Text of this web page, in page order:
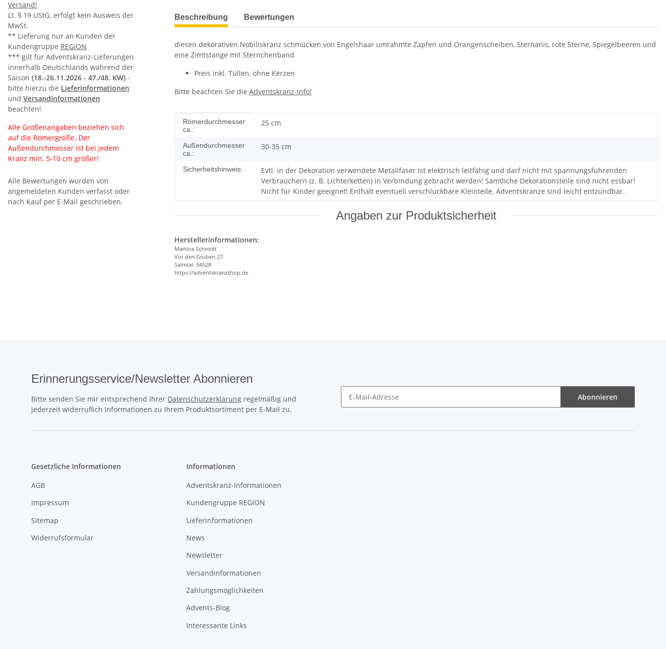
weitere Registerkarten anzeigen
Beschreibung Bewertungen
diesen dekorativen Nobiliskranz schmücken von Engelshaar umrahmte Zapfen und Orangenscheiben, Sternanis, rote Sterne, Spiegelbeeren und
eine Zimtstange mit Sternchenband
Preis inkl. Tüllen, ohne Kerzen
Bitte beachten Sie die Adventskranz-Info!
Produkteigenschaft
Wert
Römerdurchmesser
ca.:
25 cm
Außendurchmesser
ca.:
30-35 cm
Sicherheitshinweis:
Evtl. in der Dekoration verwendete Metallfaser ist elektrisch leitfähig und darf nicht mit spannungsführenden
Verbrauchern (z. B. Lichterketten) in Verbindung gebracht werden! Sämtliche Dekorationsteile sind nicht essbar!
Nicht für Kinder geeignet! Enthält eventuell verschluckbare Kleinteile. Adventskränze sind leicht entzündbar.
Angaben zur Produktsicherheit
Herstellerinformationen:
Martina Schmidt
Vor den Gruben 27
Salmtal 54528
https://adventskranzshop.de
Versand!
Lt. § 19 UStG. erfolgt kein Ausweis der
MwSt.
** Lieferung nur an Kunden der
Kundengruppe REGION
*** gilt für Adventskranz-Lieferungen
innerhalb Deutschlands während der
Saison (18.-26.11.2026 - 47./48. KW) -
bitte hierzu die Lieferinformationen
und Versandinformationen
beachten!
Alle Größenangaben beziehen sich
auf die Römergröße. Der
Außendurchmesser ist bei jedem
Kranz min. 5-10 cm größer!
Alle Bewertungen wurden von
angemeldeten Kunden verfasst oder
nach Kauf per E-Mail geschrieben.
Erinnerungsservice/Newsletter Abonnieren
Bitte senden Sie mir entsprechend Ihrer Datenschutzerklärung regelmäßig und
jederzeit widerruflich Informationen zu Ihrem Produktsortiment per E-Mail zu.
Abonnieren
Gesetzliche Informationen
AGB
Impressum
Sitemap
Widerrufsformular
Informationen
Adventskranz-Informationen
Kundengruppe REGION
Lieferinformationen
News
Newsletter
Versandinformationen
Zahlungsmöglichkeiten
Advents-Blog
Interessante Links